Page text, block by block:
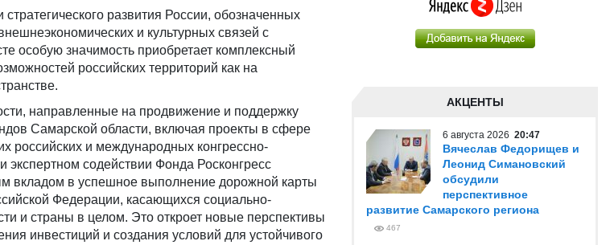
развития России, обозначенных
и культурных связей с
особую значимость приобретает комплексный
российских территорий как на
направленные на продвижение и поддержку
Самарской области, включая проекты в сфере
российских и международных конгрессно-
содействии Фонда Росконгресс
вкладом в успешное выполнение дорожной карты
Федерации, касающихся социально-
и страны в целом. Это откроет новые перспективы
инвестиций и создания условий для устойчивого
АКЦЕНТЫ
6 августа 2026 20:47
Вячеслав Федорищев и
Леонид Симановский
обсудили
перспективное
развитие Самарского региона
467